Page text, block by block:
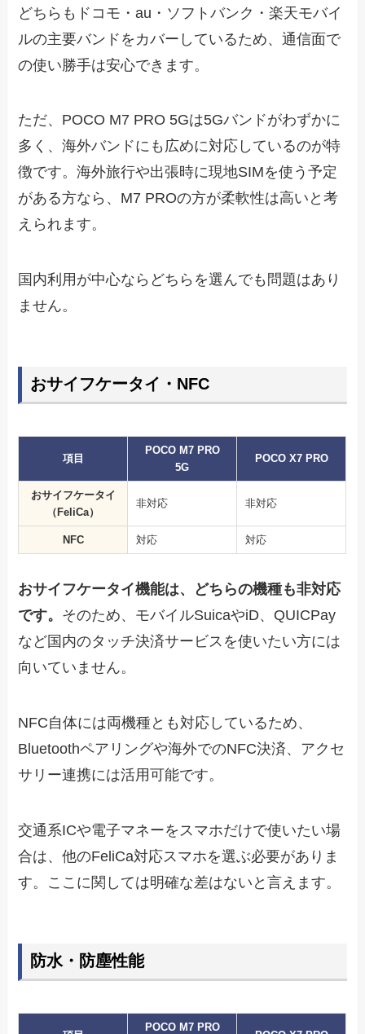
どちらもドコモ・au・ソフトバンク・楽天モバイ
ルの主要バンドをカバーしているため、通信面で
の使い勝手は安心できます。
ただ、POCO M7 PRO 5Gは5Gバンドがわずかに
多く、海外バンドにも広めに対応しているのが特
徴です。海外旅行や出張時に現地SIMを使う予定
がある方なら、M7 PROの方が柔軟性は高いと考
えられます。
国内利用が中心ならどちらを選んでも問題はあり
ません。
おサイフケータイ・NFC
項目
POCO M7 PRO
5G
POCO X7 PRO
おサイフケータイ
（FeliCa）
非対応 非対応
NFC 対応 対応
おサイフケータイ機能は、どちらの機種も非対応
です。 そのため、モバイルSuicaやiD、QUICPay
など国内のタッチ決済サービスを使いたい方には
向いていません。
NFC自体には両機種とも対応しているため、
Bluetoothペアリングや海外でのNFC決済、アクセ
サリー連携には活用可能です。
交通系ICや電子マネーをスマホだけで使いたい場
合は、他のFeliCa対応スマホを選ぶ必要がありま
す。ここに関しては明確な差はないと言えます。
防水・防塵性能
POCO M7 PRO